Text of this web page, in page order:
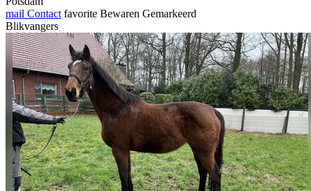
mail Contact favorite Bewaren Gemarkeerd
Blikvangers